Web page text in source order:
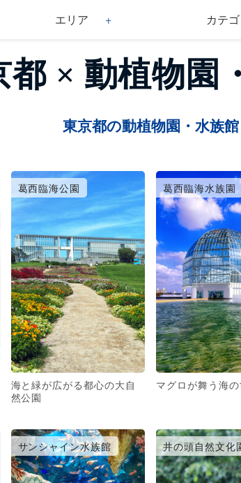
エリア カテゴ
都 × 動植物園
東京都の動植物園・水族館
葛西臨海公園
海と緑が広がる都心の大自
然公園
葛西臨海水族園
マグロが舞う海
サンシャイン水族館 井の頭自然文化